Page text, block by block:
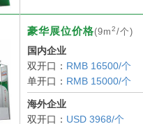
豪华展位价格(9m2/个)
国内企业
双开口： RMB 16500/个
单开口： RMB 15000/个
海外企业
双开口： USD 3968/个